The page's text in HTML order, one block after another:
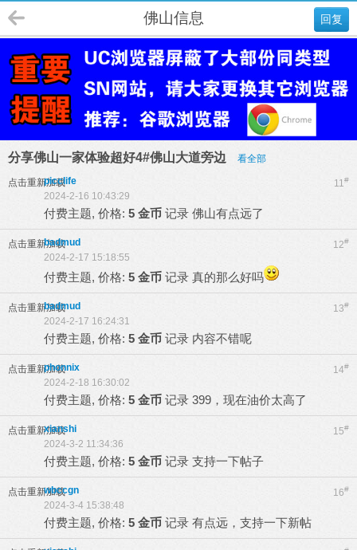
回复
佛山信息
分享佛山一家体验超好4#佛山大道旁边 看全部
点击重新加载 11#
picclife
2024-2-16 10:43:29
付费主题, 价格: 5 金币 记录 佛山有点远了
点击重新加载 12#
badmud
2024-2-17 15:18:55
付费主题, 价格: 5 金币 记录 真的那么好吗
点击重新加载 13#
badmud
2024-2-17 16:24:31
付费主题, 价格: 5 金币 记录 内容不错呢
点击重新加载 14#
phonnix
2024-2-18 16:30:02
付费主题, 价格: 5 金币 记录 399，现在油价太高了
点击重新加载 15#
xianshi
2024-3-2 11:34:36
付费主题, 价格: 5 金币 记录 支持一下帖子
点击重新加载 16#
wbccgn
2024-3-4 15:38:48
付费主题, 价格: 5 金币 记录 有点远，支持一下新帖